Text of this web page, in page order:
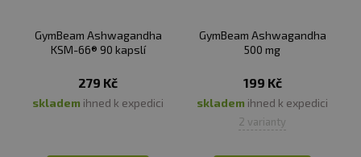
GymBeam Ashwagandha
KSM-66® 90 kapslí
279 Kč
skladem ihned k expedici
GymBeam Ashwagandha
500 mg
199 Kč
skladem ihned k expedici
2 varianty